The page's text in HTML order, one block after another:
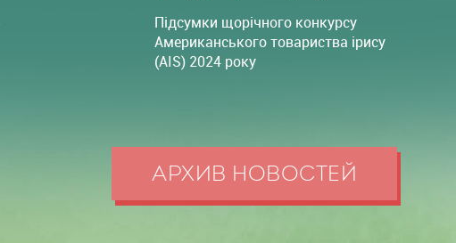
Підсумки щорічного конкурсу
Американського товариства ірису
(AIS) 2024 року
АРХИВ НОВОСТЕЙ